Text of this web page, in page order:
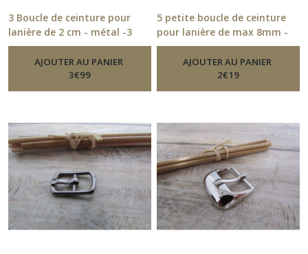
3 Boucle de ceinture pour
lanière de 2 cm - métal -3
coloris - 27.52-Boucle De
CeintureAJOUTER AU PANIER
3€99
5 petite boucle de ceinture
pour lanière de max 8mm -
métal argenté - 19.52-Boucle
De CeintureAJOUTER AU PANIER
2€19